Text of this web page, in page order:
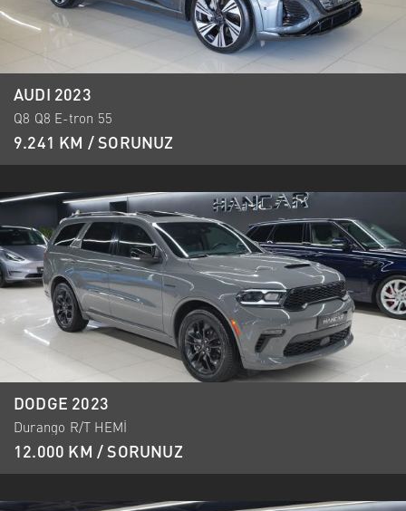
AUDI 2023
Q8 Q8 E-tron 55
9.241 KM / SORUNUZ
DODGE 2023
Durango R/T HEMİ
12.000 KM / SORUNUZ